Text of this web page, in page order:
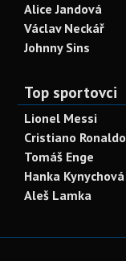
Alice Jandová
Václav Neckář
Johnny Sins
Top sportovci
Lionel Messi
Cristiano Ronaldo
Tomáš Enge
Hanka Kynychová
Aleš Lamka